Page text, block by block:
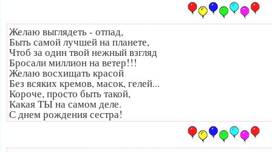
Желаю выглядеть - отпад,
Быть самой лучшей на планете,
Чтоб за один твой нежный взгляд
Бросали миллион на ветер!!!
Желаю восхищать красой
Без всяких кремов, масок, гелей...
Короче, просто быть такой,
Какая ТЫ на самом деле.
С днем рождения сестра!